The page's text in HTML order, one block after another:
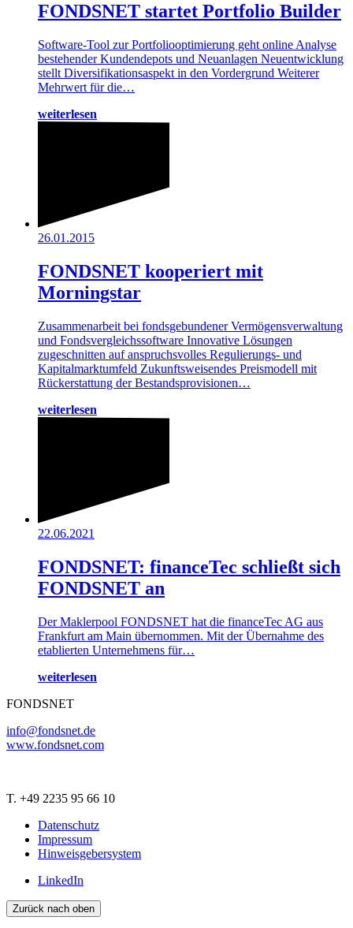
FONDSNET startet Portfolio Builder
Software-Tool zur Portfoliooptimierung geht online Analyse
bestehender Kundendepots und Neuanlagen Neuentwicklung
stellt Diversifikationsaspekt in den Vordergrund Weiterer
Mehrwert für die…
weiterlesen
26.01.2015
FONDSNET kooperiert mit
Morningstar
Zusammenarbeit bei fondsgebundener Vermögensverwaltung
und Fondsvergleichssoftware Innovative Lösungen
zugeschnitten auf anspruchsvolles Regulierungs- und
Kapitalmarktumfeld Zukunftsweisendes Preismodell mit
Rückerstattung der Bestandsprovisionen…
weiterlesen
22.06.2021
FONDSNET: financeTec schließt sich
FONDSNET an
Der Maklerpool FONDSNET hat die financeTec AG aus
Frankfurt am Main übernommen. Mit der Übernahme des
etablierten Unternehmens für…
weiterlesen
FONDSNET
info@fondsnet.de
www.fondsnet.com
T. +49 2235 95 66 10
Datenschutz
Impressum
Hinweisgebersystem
LinkedIn
Zurück nach oben